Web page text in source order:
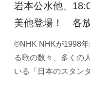
岩本公水他、
美他登場！ 各
©NHK NHKが1998
る歌の数々、多くの
いる「日本のスタン